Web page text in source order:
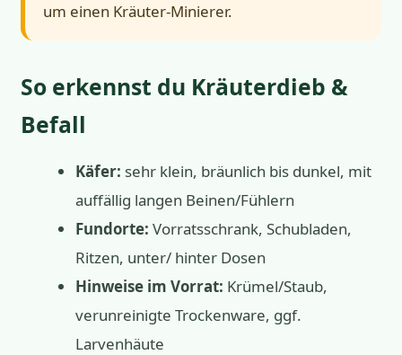
um einen Kräuter-Minierer.
So erkennst du Kräuterdieb &
Befall
Käfer: sehr klein, bräunlich bis dunkel, mit
auffällig langen Beinen/Fühlern
Fundorte: Vorratsschrank, Schubladen,
Ritzen, unter/ hinter Dosen
Hinweise im Vorrat: Krümel/Staub,
verunreinigte Trockenware, ggf.
Larvenhäute